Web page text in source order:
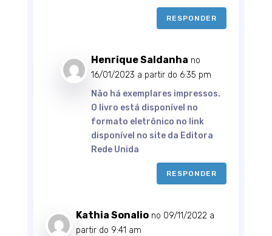
RESPONDER
Henrique Saldanha no
16/01/2023 a partir do 6:35 pm
Não há exemplares impressos.
O livro está disponível no
formato eletrônico no link
disponível no site da Editora
Rede Unida
RESPONDER
Kathia Sonalio no 09/11/2022 a
partir do 9:41 am